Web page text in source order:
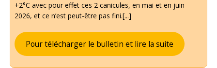
+2°C avec pour effet ces 2 canicules, en mai et en juin
2026, et ce n’est peut-être pas fini.[...]
Pour télécharger le bulletin et lire la suite